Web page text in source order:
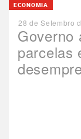
Governo
parcelas
ECONOMIA
28 de Setembro